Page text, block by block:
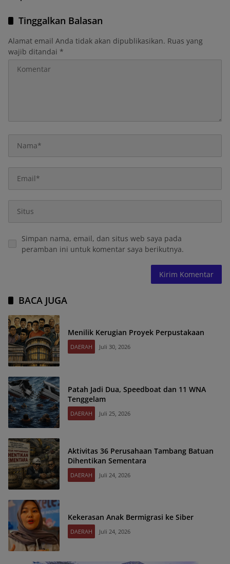
Tinggalkan Balasan
Alamat email Anda tidak akan dipublikasikan. Ruas yang
wajib ditandai *
Simpan nama, email, dan situs web saya pada
peramban ini untuk komentar saya berikutnya.
BACA JUGA
Menilik Kerugian Proyek Perpustakaan
DAERAH Juli 30, 2026
Patah Jadi Dua, Speedboat dan 11 WNA
Tenggelam
DAERAH Juli 25, 2026
Aktivitas 36 Perusahaan Tambang Batuan
Dihentikan Sementara
DAERAH Juli 24, 2026
Kekerasan Anak Bermigrasi ke Siber
DAERAH Juli 24, 2026